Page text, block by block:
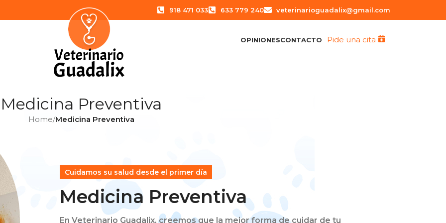
918 471 033 633 779 240 veterinarioguadalix@gmail.com
OPINIONESCONTACTO Pide una cita
Medicina Preventiva
Home/Medicina Preventiva
Cuidamos su salud desde el primer día
Medicina Preventiva
En Veterinario Guadalix, creemos que la mejor forma de cuidar de tu